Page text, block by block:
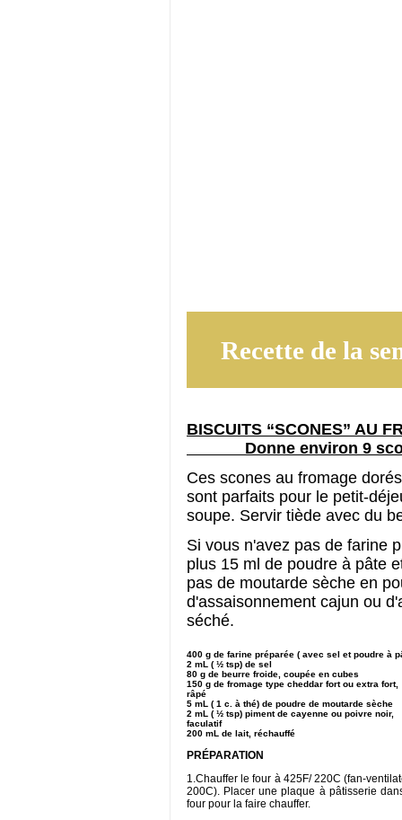
Recette de la
BISCUITS “SCONES” AU
Donne environ 9
Ces scones au fromage
sont parfaits pour le petit-
soupe. Servir tiède avec du
Si vous n'avez pas de farine
plus 15 ml de poudre à pâte
pas de moutarde sèche en
d'assaisonnement cajun ou
séché.
400 g de farine préparée ( avec sel et poudre à
2 mL ( ½ tsp) de sel
80 g de beurre froide, coupée en cubes
150 g de fromage type cheddar fort ou extra fort,
râpé
5 mL ( 1 c. à thé) de poudre de moutarde sèche
2 mL ( ½ tsp) piment de cayenne ou poivre noir,
faculatif
200 mL de lait, réchauffé
PRÉPARATION
1.Chauffer le four à 425F/ 220C (fan-
200C). Placer une plaque à pâtisserie
four pour la faire chauffer.